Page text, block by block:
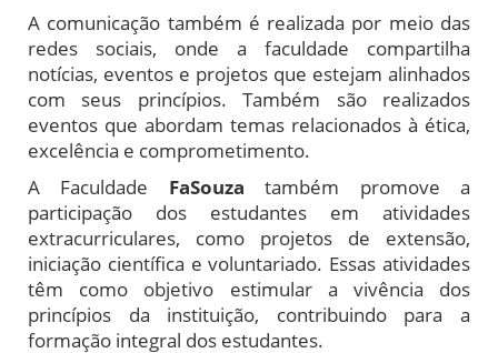
A comunicação também é realizada por meio das
redes sociais, onde a faculdade compartilha
notícias, eventos e projetos que estejam alinhados
com seus princípios. Também são realizados
eventos que abordam temas relacionados à ética,
excelência e comprometimento.
A Faculdade FaSouza também promove a
participação dos estudantes em atividades
extracurriculares, como projetos de extensão,
iniciação científica e voluntariado. Essas atividades
têm como objetivo estimular a vivência dos
princípios da instituição, contribuindo para a
formação integral dos estudantes.